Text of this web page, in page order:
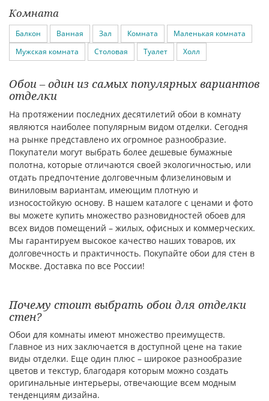
Комната
Балкон Ванная Зал Комната
Маленькая комната
Мужская комната
Столовая Туалет Холл
Обои – один из самых популярных вариантов
отделки
На протяжении последних десятилетий обои в комнату
являются наиболее популярным видом отделки. Сегодня
на рынке представлено их огромное разнообразие.
Покупатели могут выбрать более дешевые бумажные
полотна, которые отличаются своей экологичностью, или
отдать предпочтение долговечным флизелиновым и
виниловым вариантам, имеющим плотную и
износостойкую основу. В нашем каталоге с ценами и фото
вы можете купить множество разновидностей обоев для
всех видов помещений – жилых, офисных и коммерческих.
Мы гарантируем высокое качество наших товаров, их
долговечность и практичность. Покупайте обои для стен в
Москве. Доставка по все России!
Почему стоит выбрать обои для отделки
стен?
Обои для комнаты имеют множество преимуществ.
Главное из них заключается в доступной цене на такие
виды отделки. Еще один плюс – широкое разнообразие
цветов и текстур, благодаря которым можно создать
оригинальные интерьеры, отвечающие всем модным
тенденциям дизайна.